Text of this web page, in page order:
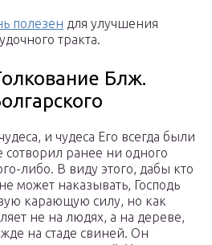
полезен для улучшения
тракта.
Блж.
и чудеса Его всегда были
ранее ни одного
либо. В виду этого, дабы кто
может наказывать, Господь
карающую силу, но как
не на людях, а на дереве,
на стаде свиней. Он